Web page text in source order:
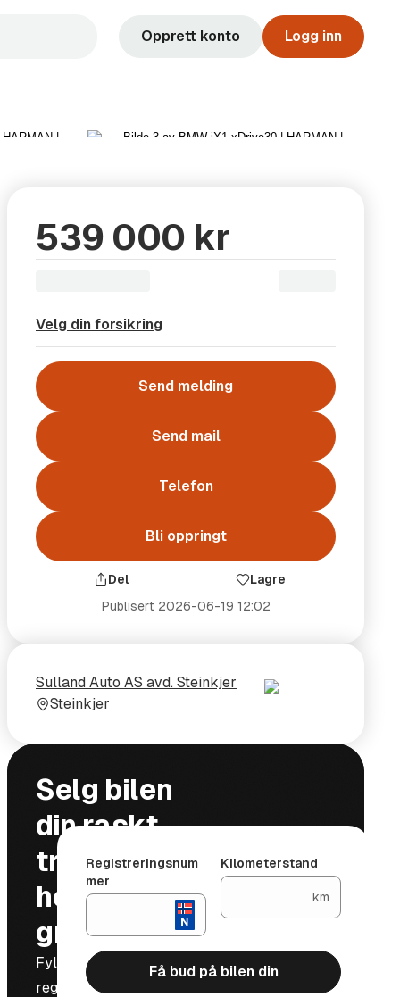
Opprett konto Logg inn
539 000 kr
Velg din forsikring
Send melding
Send mail
Telefon
Bli oppringt
Del
Lagre
Publisert 2026-06-19 12:02
Selger
Sulland Auto AS avd. Steinkjer
Selgerens
plass
Steinkjer
Selg bilen
din raskt,
trygt og
helt
gratis
Fyll inn
registreringsnummer
Registreringsnum
mer
Kilometerstand
km
Få bud på bilen din
Mål og vekt